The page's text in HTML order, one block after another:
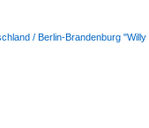
/ Berlin-Brandenburg